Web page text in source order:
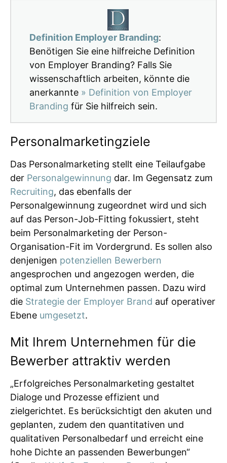
Definition Employer Branding:
Benötigen Sie eine hilfreiche Definition
von Employer Branding? Falls Sie
wissenschaftlich arbeiten, könnte die
anerkannte » Definition von Employer
Branding für Sie hilfreich sein.
Personalmarketingziele
Das Personalmarketing stellt eine Teilaufgabe
der Personalgewinnung dar. Im Gegensatz zum
Recruiting, das ebenfalls der
Personalgewinnung zugeordnet wird und sich
auf das Person-Job-Fitting fokussiert, steht
beim Personalmarketing der Person-
Organisation-Fit im Vordergrund. Es sollen also
denjenigen potenziellen Bewerbern
angesprochen und angezogen werden, die
optimal zum Unternehmen passen. Dazu wird
die Strategie der Employer Brand auf operativer
Ebene umgesetzt.
Mit Ihrem Unternehmen für die
Bewerber attraktiv werden
„Erfolgreiches Personalmarketing gestaltet
Dialoge und Prozesse effizient und
zielgerichtet. Es berücksichtigt den akuten und
geplanten, zudem den quantitativen und
qualitativen Personalbedarf und erreicht eine
hohe Dichte an passenden Bewerbungen“